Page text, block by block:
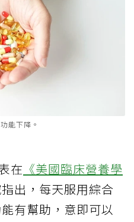
能下降。
在 《美國臨床營養學
出，每天服用綜合
有幫助，意即可以